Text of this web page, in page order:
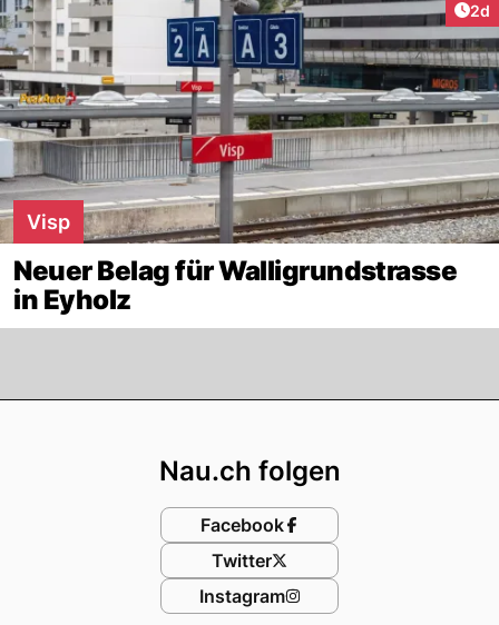
2d
Visp
Neuer Belag für Walligrundstrasse
in Eyholz
Nau.ch folgen
Facebook
Twitter
Instagram